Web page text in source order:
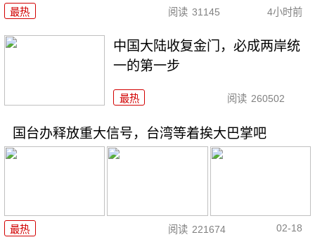
最热 阅读 31145 4小时前
中国大陆收复金门，必成两岸统
一的第一步
最热 阅读 260502
国台办释放重大信号，台湾等着挨大巴掌吧
最热 阅读 221674 02-18